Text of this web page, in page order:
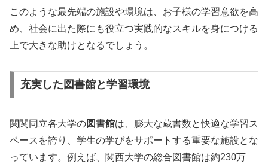
このような最先端の施設や環境は、お子様の学習意欲を高
め、社会に出た際にも役立つ実践的なスキルを身につける
上で大きな助けとなるでしょう。
充実した図書館と学習環境
関関同立各大学の図書館は、膨大な蔵書数と快適な学習ス
ペースを誇り、学生の学びをサポートする重要な施設とな
っています。例えば、関西大学の総合図書館は約230万